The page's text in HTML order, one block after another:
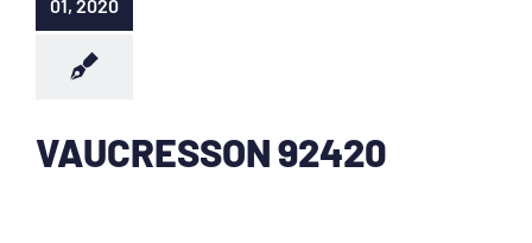
01, 2020
VAUCRESSON 92420